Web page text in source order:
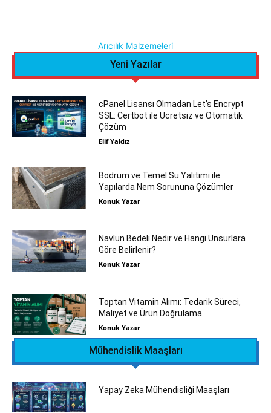
Arıcılık Malzemeleri
Yeni Yazılar
cPanel Lisansı Olmadan Let’s Encrypt
SSL: Certbot ile Ücretsiz ve Otomatik
Çözüm
Elif Yaldız
Bodrum ve Temel Su Yalıtımı ile
Yapılarda Nem Sorununa Çözümler
Konuk Yazar
Navlun Bedeli Nedir ve Hangi Unsurlara
Göre Belirlenir?
Konuk Yazar
Toptan Vitamin Alımı: Tedarik Süreci,
Maliyet ve Ürün Doğrulama
Konuk Yazar
Mühendislik Maaşları
Yapay Zeka Mühendisliği Maaşları